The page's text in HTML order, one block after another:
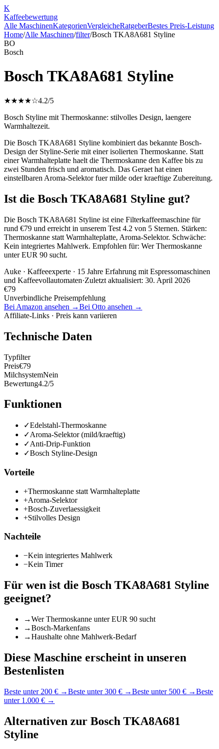
K
Kaffeebewertung
Alle MaschinenKategorienVergleicheRatgeberBestes Preis-Leistung
Home/Alle Maschinen/filter/Bosch TKA8A681 Styline
BO
Bosch
Bosch TKA8A681 Styline
★★★★☆4.2/5
Bosch Styline mit Thermoskanne: stilvolles Design, laengere
Warmhaltezeit.
Die Bosch TKA8A681 Styline kombiniert das bekannte Bosch-
Design der Styline-Serie mit einer isolierten Thermoskanne. Statt
einer Warmhalteplatte haelt die Thermoskanne den Kaffee bis zu
zwei Stunden frisch und aromatisch. Das Geraet hat einen
einstellbaren Aroma-Selektor fuer milde oder kraeftige Zubereitung.
Ist die Bosch TKA8A681 Styline gut?
Die Bosch TKA8A681 Styline ist eine Filterkaffeemaschine für
rund €79 und erreicht in unserem Test 4.2 von 5 Sternen. Stärken:
Thermoskanne statt Warmhalteplatte, Aroma-Selektor. Schwäche:
Kein integriertes Mahlwerk. Empfohlen für: Wer Thermoskanne
unter EUR 90 sucht.
Auke · Kaffeeexperte · 15 Jahre Erfahrung mit Espressomaschinen
und Kaffeevollautomaten·Zuletzt aktualisiert: 30. April 2026
€79
Unverbindliche Preisempfehlung
Bei Amazon ansehen →Bei Otto ansehen →
Affiliate-Links · Preis kann variieren
Technische Daten
Typfilter
Preis€79
MilchsystemNein
Bewertung4.2/5
Funktionen
✓Edelstahl-Thermoskanne
✓Aroma-Selektor (mild/kraeftig)
✓Anti-Drip-Funktion
✓Bosch Styline-Design
Vorteile
+Thermoskanne statt Warmhalteplatte
+Aroma-Selektor
+Bosch-Zuverlaessigkeit
+Stilvolles Design
Nachteile
−Kein integriertes Mahlwerk
−Kein Timer
Für wen ist die Bosch TKA8A681 Styline
geeignet?
→Wer Thermoskanne unter EUR 90 sucht
→Bosch-Markenfans
→Haushalte ohne Mahlwerk-Bedarf
Diese Maschine erscheint in unseren
Bestenlisten
Beste unter 200 € →Beste unter 300 € →Beste unter 500 € →Beste
unter 1.000 € →
Alternativen zur Bosch TKA8A681
Styline